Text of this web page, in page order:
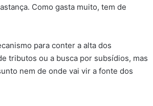
Como gasta muito, tem de
para conter a alta dos
tributos ou a busca por subsídios, mas
nem de onde vai vir a fonte dos